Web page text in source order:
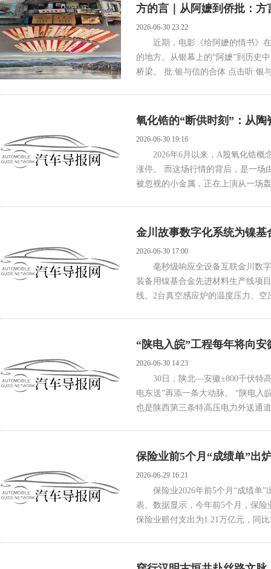
方的言｜从阿嬷到侨批：方
2026-06-30 23:22
近期，电影《给阿嬷的情书》
的地方。从银幕上的“阿嬷”到历史
桥梁。 批:银与信的合体 点击听:银
氧化锆的“断供时刻”：从陶
2026-06-30 19:16
2026年6月以来，A股氧化锆概
涨停。 而这场行情的背后，是一场
被忽视的小金属，正在上演从一场
金川故事数字化系统为镍基
2026-06-30 17:00
毫秒级响应全设备互联金川数
装备用镍基合金先进材料生产线项
线、2台真空感应炉的温度压力、
“陕电入皖”工程每年将向安
2026-06-30 14:23
30日，陕北—安徽±800千伏特
电东送”再添一条大动脉。 “陕电入
也是陕西第三条特高压电力外送通
保险业前5个月“成绩单”出
2026-06-29 16:21
保险业2026年前5个月“成绩单
表。数据显示，今年前5个月，保险
保险业赔付支出为1.21万亿元，同